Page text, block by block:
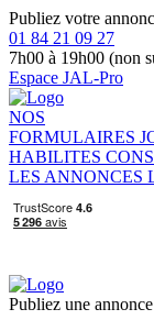
Publiez votre
01 84 21 09 27
7h00 à 19h00 (non
Espace JAL-Pro
NOS
FORMULAIRES
HABILITES
LES ANNONCES
Publiez une